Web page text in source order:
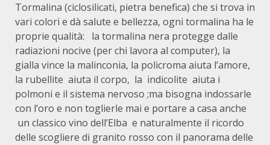
Tormalina (ciclosilicati, pietra benefica) che si trova in
vari colori e dà salute e bellezza, ogni tormalina ha le
proprie qualità: la tormalina nera protegge dalle
radiazioni nocive (per chi lavora al computer), la
gialla vince la malinconia, la policroma aiuta l’amore,
la rubellite aiuta il corpo, la indicolite aiuta i
polmoni e il sistema nervoso ;ma bisogna indossarle
con l’oro e non toglierle mai e portare a casa anche
un classico vino dell’Elba e naturalmente il ricordo
delle scogliere di granito rosso con il panorama delle